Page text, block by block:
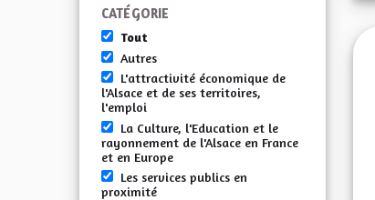
CATÉGORIE
Tout
Autres
L'attractivité économique de
l'Alsace et de ses territoires,
l'emploi
La Culture, l'Education et le
rayonnement de l'Alsace en France
et en Europe
Les services publics en
proximité